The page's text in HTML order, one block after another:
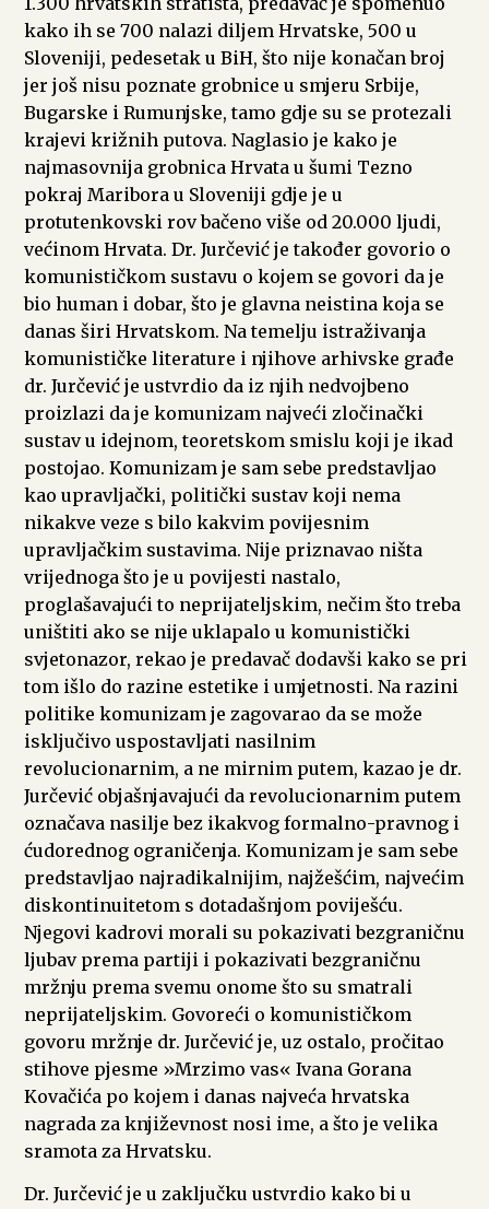
kako ih se 700 nalazi diljem Hrvatske, 500 u
Sloveniji, pedesetak u BiH, što nije konačan broj
jer još nisu poznate grobnice u smjeru Srbije,
Bugarske i Rumunjske, tamo gdje su se protezali
krajevi križnih putova. Naglasio je kako je
najmasovnija grobnica Hrvata u šumi Tezno
pokraj Maribora u Sloveniji gdje je u
protutenkovski rov bačeno više od 20.000 ljudi,
većinom Hrvata. Dr. Jurčević je također govorio o
komunističkom sustavu o kojem se govori da je
bio human i dobar, što je glavna neistina koja se
danas širi Hrvatskom. Na temelju istraživanja
komunističke literature i njihove arhivske građe
dr. Jurčević je ustvrdio da iz njih nedvojbeno
proizlazi da je komunizam najveći zločinački
sustav u idejnom, teoretskom smislu koji je ikad
postojao. Komunizam je sam sebe predstavljao
kao upravljački, politički sustav koji nema
nikakve veze s bilo kakvim povijesnim
upravljačkim sustavima. Nije priznavao ništa
vrijednoga što je u povijesti nastalo,
proglašavajući to neprijateljskim, nečim što treba
uništiti ako se nije uklapalo u komunistički
svjetonazor, rekao je predavač dodavši kako se pri
tom išlo do razine estetike i umjetnosti. Na razini
politike komunizam je zagovarao da se može
isključivo uspostavljati nasilnim
revolucionarnim, a ne mirnim putem, kazao je dr.
Jurčević objašnjavajući da revolucionarnim putem
označava nasilje bez ikakvog formalno-pravnog i
ćudorednog ograničenja. Komunizam je sam sebe
predstavljao najradikalnijim, najžešćim, najvećim
diskontinuitetom s dotadašnjom poviješću.
Njegovi kadrovi morali su pokazivati bezgraničnu
ljubav prema partiji i pokazivati bezgraničnu
mržnju prema svemu onome što su smatrali
neprijateljskim. Govoreći o komunističkom
govoru mržnje dr. Jurčević je, uz ostalo, pročitao
stihove pjesme »Mrzimo vas« Ivana Gorana
Kovačića po kojem i danas najveća hrvatska
nagrada za književnost nosi ime, a što je velika
sramota za Hrvatsku.
Dr. Jurčević je u zaključku ustvrdio kako bi u